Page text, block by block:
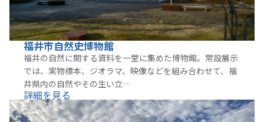
福井市自然史博物館
福井の自然に関する資料を一堂に集めた博物館。常設展示
では、実物標本、ジオラマ、映像などを組み合わせて、福
井県内の自然やその生い立…
詳細を見る